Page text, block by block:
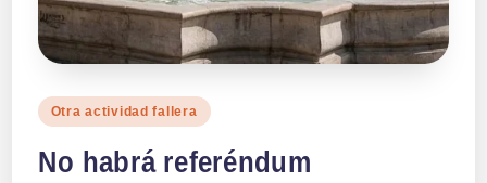
Publicado
Otra actividad fallera
No habrá referéndum